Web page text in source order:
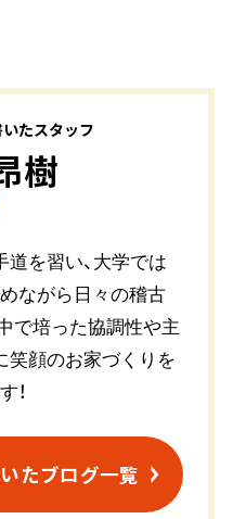
たスタッフ
樹
を習い、大学では
ながら日々の稽古
で培った協調性や主
笑顔のお家づくりを
！
たブログ一覧